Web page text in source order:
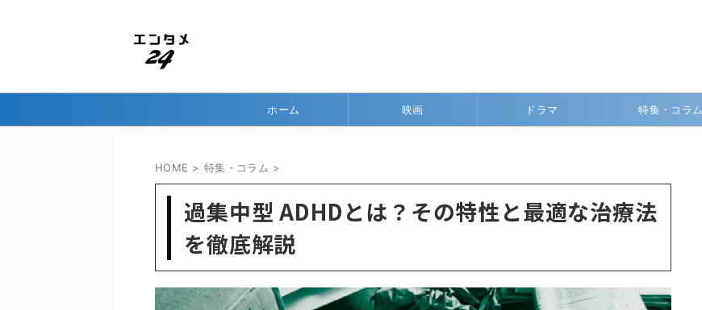
ホーム 映画 ドラマ 特集・コラム
HOME > 特集・コラム >
過集中型 ADHDとは？その特性と最適な治療法
を徹底解説